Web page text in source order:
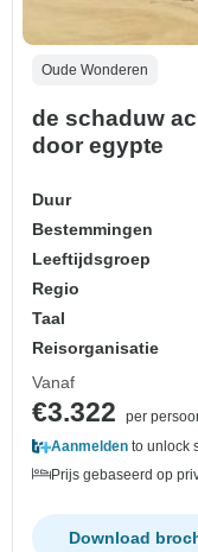
Oude Wonderen
de schaduw
door egypte
Duur
Bestemmingen
Leeftijdsgroep
Regio
Taal
Reisorganisatie
Vanaf
€3.322
per
Aanmelden to unlock
Prijs gebaseerd op
Download